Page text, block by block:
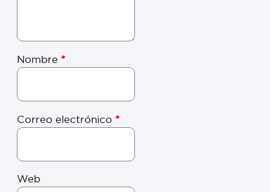
Nombre *
Correo electrónico *
Web